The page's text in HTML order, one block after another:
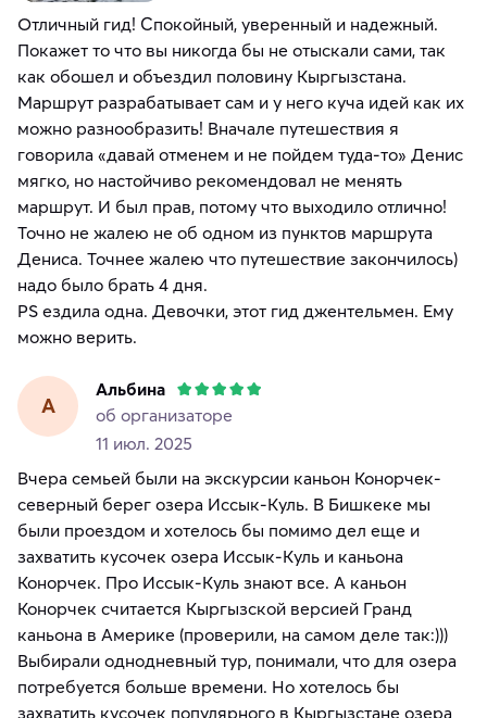
Отличный гид! Спокойный, уверенный и надежный.
Покажет то что вы никогда бы не отыскали сами, так
как обошел и объездил половину Кыргызстана.
Маршрут разрабатывает сам и у него куча идей как их
можно разнообразить! Вначале путешествия я
говорила «давай отменем и не пойдем туда-то» Денис
мягко, но настойчиво рекомендовал не менять
маршрут. И был прав, потому что выходило отлично!
Точно не жалею не об одном из пунктов маршрута
Дениса. Точнее жалею что путешествие закончилось)
надо было брать 4 дня.
PS ездила одна. Девочки, этот гид джентельмен. Ему
А
Альбина
об организаторе
11 июл. 2025
Вчера семьей были на экскурсии каньон Конорчек-
северный берег озера Иссык-Куль. В Бишкеке мы
были проездом и хотелось бы помимо дел еще и
захватить кусочек озера Иссык-Куль и каньона
Конорчек. Про Иссык-Куль знают все. А каньон
Конорчек считается Кыргызской версией Гранд
каньона в Америке (проверили, на самом деле так:)))
Выбирали однодневный тур, понимали, что для озера
потребуется больше времени. Но хотелось бы
захватить кусочек популярного в Кыргызстане озера